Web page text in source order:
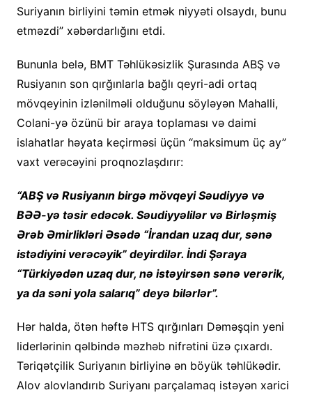
Suriyanın birliyini təmin etmək niyyəti olsaydı, bunu
etməzdi” xəbərdarlığını etdi.
Bununla belə, BMT Təhlükəsizlik Şurasında ABŞ və
Rusiyanın son qırğınlarla bağlı qeyri-adi ortaq
mövqeyinin izlənilməli olduğunu söyləyən Mahalli,
Colani-yə özünü bir araya toplaması və daimi
islahatlar həyata keçirməsi üçün “maksimum üç ay”
vaxt verəcəyini proqnozlaşdırır:
“ABŞ və Rusiyanın birgə mövqeyi Səudiyyə və
BƏƏ-yə təsir edəcək. Səudiyyəlilər və Birləşmiş
Ərəb Əmirlikləri Əsədə “İrandan uzaq dur, sənə
istədiyini verəcəyik” deyirdilər. İndi Şəraya
“Türkiyədən uzaq dur, nə istəyirsən sənə verərik,
ya da səni yola salarıq” deyə bilərlər”.
Hər halda, ötən həftə HTS qırğınları Dəməşqin yeni
liderlərinin qəlbində məzhəb nifrətini üzə çıxardı.
Təriqətçilik Suriyanın birliyinə ən böyük təhlükədir.
Alov alovlandırıb Suriyanı parçalamaq istəyən xarici